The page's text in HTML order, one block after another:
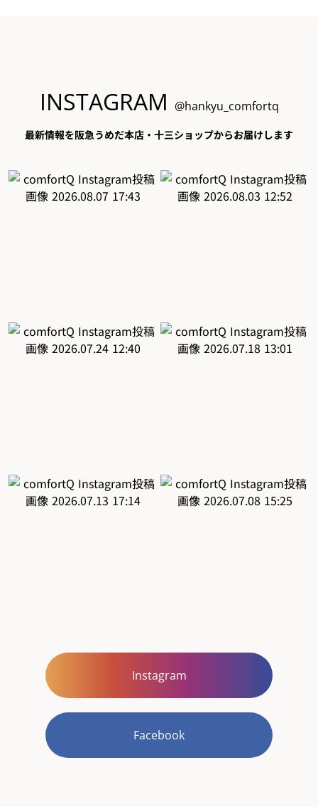
INSTAGRAM @hankyu_comfortq
最新情報を阪急うめだ本店・十三ショップからお届けします
Instagram
Facebook